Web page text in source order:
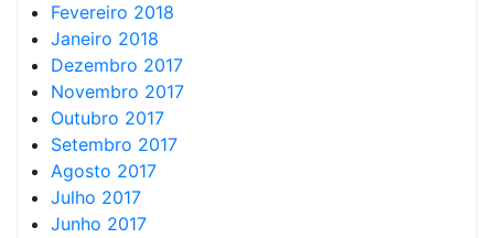
Fevereiro 2018
Janeiro 2018
Dezembro 2017
Novembro 2017
Outubro 2017
Setembro 2017
Agosto 2017
Julho 2017
Junho 2017